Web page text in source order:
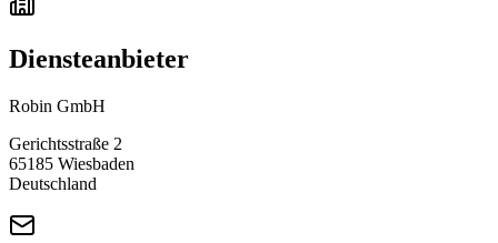
Diensteanbieter
Robin GmbH
Gerichtsstraße 2
65185 Wiesbaden
Deutschland